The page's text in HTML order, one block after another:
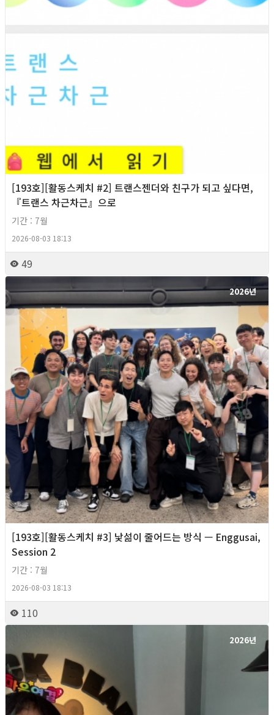
[193호][활동스케치 #2] 트랜스젠더와 친구가 되고 싶다면,
『트랜스 차근차근』으로
기간 : 7월
2026-08-03 18:13
49
2026년
[193호][활동스케치 #3] 낯섦이 줄어드는 방식 — Enggusai,
Session 2
기간 : 7월
2026-08-03 18:13
110
2026년